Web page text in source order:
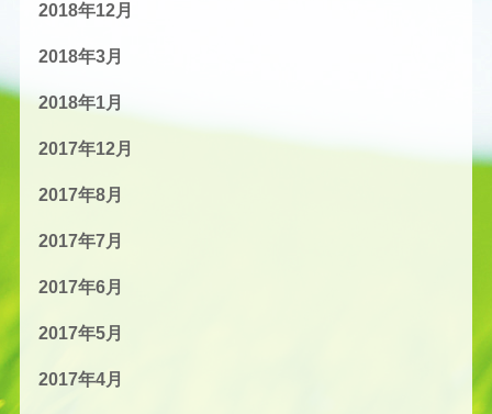
2018年12月
2018年3月
2018年1月
2017年12月
2017年8月
2017年7月
2017年6月
2017年5月
2017年4月